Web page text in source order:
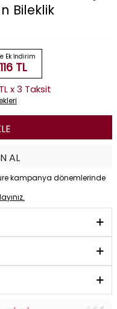
Bileklik
Ek İndirim
TL
x 3 Taksit
AL
kampanya dönemlerinde